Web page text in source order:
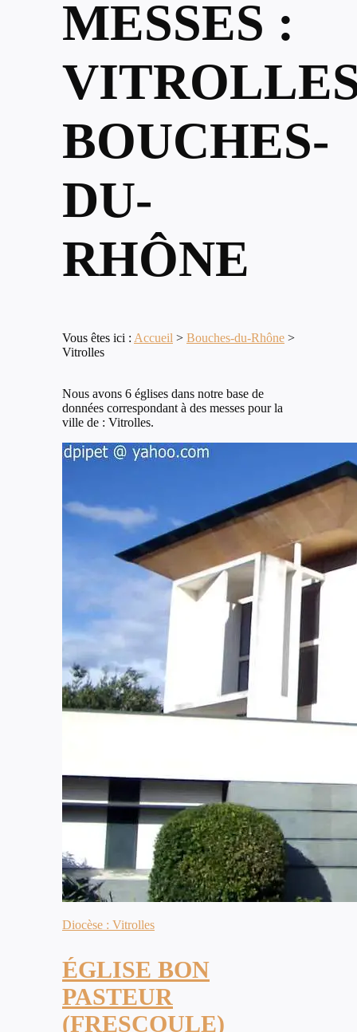
MESSES :
BOUCHES-
DU-
RHÔNE
Vous êtes ici : Accueil > Bouches-du-Rhône >
Vitrolles
Nous avons 6 églises dans notre base de
données correspondant à des messes pour la
ville de : Vitrolles.
Diocèse : Vitrolles
ÉGLISE BON
PASTEUR
(FRESCOULE)